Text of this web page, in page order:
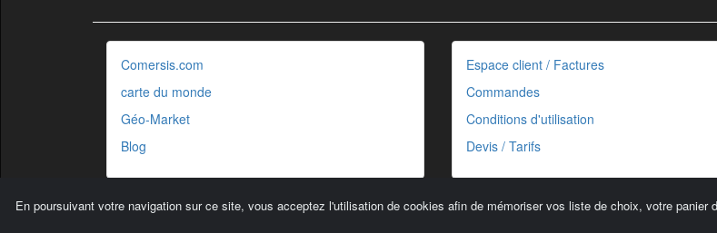
En poursuivant votre navigation sur ce site, vous acceptez l'utilisation de cookies afin de mémoriser vos liste de choix, votre panier
Comersis.com
carte du monde
Géo-Market
Blog
Espace client / Factures
Commandes
Conditions d'utilisation
Devis / Tarifs